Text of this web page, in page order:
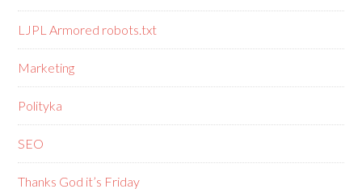
LJPL Armored robots.txt
Marketing
Polityka
SEO
Thanks God it’s Friday